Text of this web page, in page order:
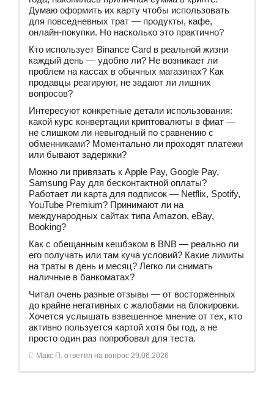
Думаю оформить их карту чтобы использовать
для повседневных трат — продукты, кафе,
онлайн-покупки. Но насколько это практично?
Кто использует Binance Card в реальной жизни
каждый день — удобно ли? Не возникает ли
проблем на кассах в обычных магазинах? Как
продавцы реагируют, не задают ли лишних
вопросов?
Интересуют конкретные детали использования:
какой курс конвертации криптовалюты в фиат —
не слишком ли невыгодный по сравнению с
обменниками? Моментально ли проходят платежи
или бывают задержки?
Можно ли привязать к Apple Pay, Google Pay,
Samsung Pay для бесконтактной оплаты?
Работает ли карта для подписок — Netflix, Spotify,
YouTube Premium? Принимают ли на
международных сайтах типа Amazon, eBay,
Booking?
Как с обещанным кешбэком в BNB — реально ли
его получать или там куча условий? Какие лимиты
на траты в день и месяц? Легко ли снимать
наличные в банкоматах?
Читал очень разные отзывы — от восторженных
до крайне негативных с жалобами на блокировки.
Хочется услышать взвешенное мнение от тех, кто
активно пользуется картой хотя бы год, а не
просто один раз попробовал для теста.
Макс П. ответил на вопрос 29.06.2026